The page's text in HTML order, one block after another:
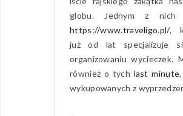
globu. Jednym z nich
https://www.traveligo.pl/,
już od lat specjalizuje
organizowaniu wycieczek.
również o tych last minute
wykupowanych z